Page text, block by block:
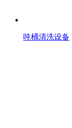
吨桶清洗设备